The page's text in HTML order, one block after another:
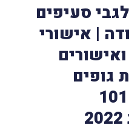
סעיפים
| אישורי
גופים
ציבוריים |טופס 101